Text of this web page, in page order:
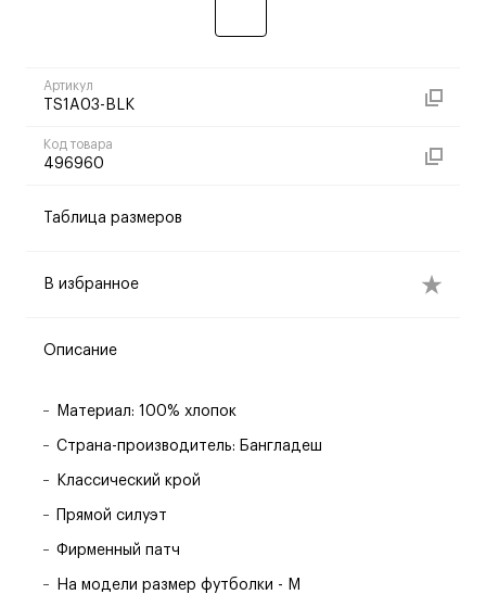
Артикул
TS1A03-BLK
Код товара
496960
Таблица размеров
В избранное
Описание
Материал: 100% хлопок
Страна-производитель: Бангладеш
Классический крой
Прямой силуэт
Фирменный патч
На модели размер футболки - M